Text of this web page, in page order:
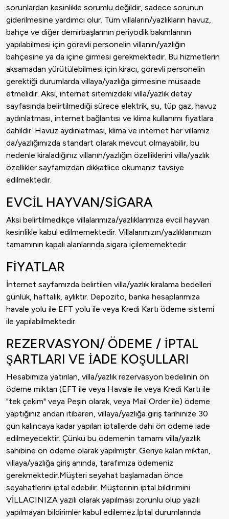
sorunlardan kesinlikle sorumlu değildir, sadece sorunun
giderilmesine yardımcı olur. Tüm villaların/yazlıkların havuz,
bahçe ve diğer demirbaşlarının periyodik bakımlarının
yapılabilmesi için görevli personelin villanın/yazlığın
bahçesine ya da içine girmesi gerekmektedir. Bu hizmetlerin
aksamadan yürütülebilmesi için kiracı, görevli personelin
gerektiği durumlarda villaya/yazlığa girmesine müsaade
etmelidir. Aksi, internet sitemizdeki villa/yazlık detay
sayfasında belirtilmediği sürece elektrik, su, tüp gaz, havuz
aydınlatması, internet bağlantısı ve klima kullanımı fiyatlara
dahildir. Havuz aydınlatması, klima ve internet her villamız
da/yazlığımızda standart olarak mevcut olmayabilir, bu
nedenle kiraladığınız villanın/yazlığın özelliklerini villa/yazlık
özellikler sayfamızdan dikkatlice okumanız tavsiye
edilmektedir.
EVCİL HAYVAN/SİGARA
Aksi belirtilmedikçe villalarımıza/yazlıklarımıza evcil hayvan
kesinlikle kabul edilmemektedir. Villalarımızın/yazlıklarımızın
tamamının kapalı alanlarında sigara içilememektedir.
FİYATLAR
İnternet sayfamızda belirtilen villa/yazlık kiralama bedelleri
günlük, haftalık, aylıktır. Depozito, banka hesaplarımıza
havale yolu ile EFT yolu ile veya Kredi Kartı ödeme sistemi
ile yapılabilmektedir.
REZERVASYON/ ÖDEME / İPTAL
ŞARTLARI VE İADE KOŞULLARI
Hesabımıza yatırılan, villa/yazlık rezervasyon bedelinin ön
ödeme miktarı (EFT ile veya Havale ile veya Kredi Kartı ile
"tek çekim" veya Peşin olarak, veya Mail Order ile) ödeme
yaptığınız andan itibaren, villaya/yazlığa giriş tarihinize 30
gün kalıncaya kadar yapılan iptallerde dahi ön ödeme iade
edilmeyecektir. Çünkü bu ödemenin tamamı villa/yazlık
sahibine ön ödeme olarak yapılmıştır. Geriye kalan miktarı,
villaya/yazlığa giriş anında, tarafımıza ödemeniz
gerekmektedir.Müşteri seyahat başlamadan önce
seyahatlerini iptal edebilir. Müşterinin iptal bildirimini
VİLLACINIZA yazılı olarak yapılması zorunlu olup yazılı
yapılmayan bildirimler kabul edilemez.İptal durumlarında